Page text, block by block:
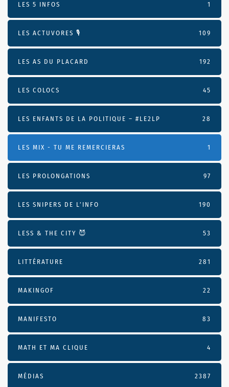
LES 5 INFOS 1
LES ACTUVORES 🎙 109
LES AS DU PLACARD 192
LES COLOCS 45
LES ENFANTS DE LA POLITIQUE – #LE2LP 28
LES MIX - TU ME REMERCIERAS 1
LES PROLONGATIONS 97
LES SNIPERS DE L’INFO 190
LESS & THE CITY 😈 53
LITTÉRATURE 281
MAKINGOF 22
MANIFESTO 83
MATH ET MA CLIQUE 4
MÉDIAS 2387